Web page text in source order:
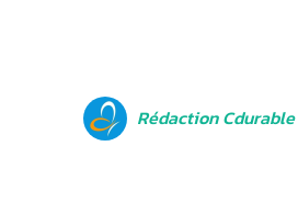
Rédaction Cdurable